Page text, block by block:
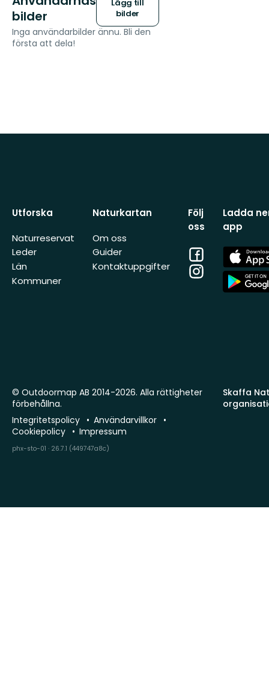
bilder
Lägg till
bilder
Inga användarbilder ännu. Bli den
första att dela!
Utforska
Naturreservat
Leder
Län
Kommuner
Naturkartan
Om oss
Guider
Kontaktuppgifter
Följ
oss
Facebook
Instagram
Ladda
app
App
Store
App
Store
Skaffa
© Outdoormap AB 2014-2026. Alla rättigheter
förbehållna.
Integritetspolicy
Användarvillkor
Cookiepolicy
Impressum
phx-sto-01 · 26.7.1 (449747a8c)